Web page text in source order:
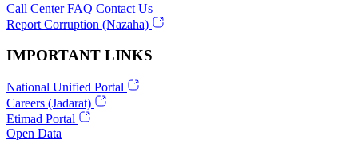
Call Center FAQ Contact Us
Report Corruption (Nazaha)
IMPORTANT LINKS
National Unified Portal
Careers (Jadarat)
Etimad Portal
Open Data